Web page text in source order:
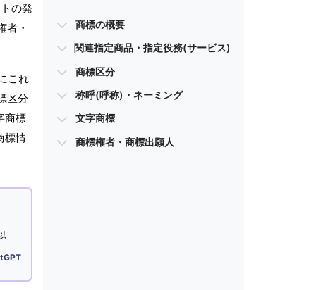
の発
者・
これ
区分
商標
標情
商標の概要
関連指定商品・指定役務(サービス)
商標区分
称呼(呼称)・ネーミング
文字商標
商標権者・商標出願人